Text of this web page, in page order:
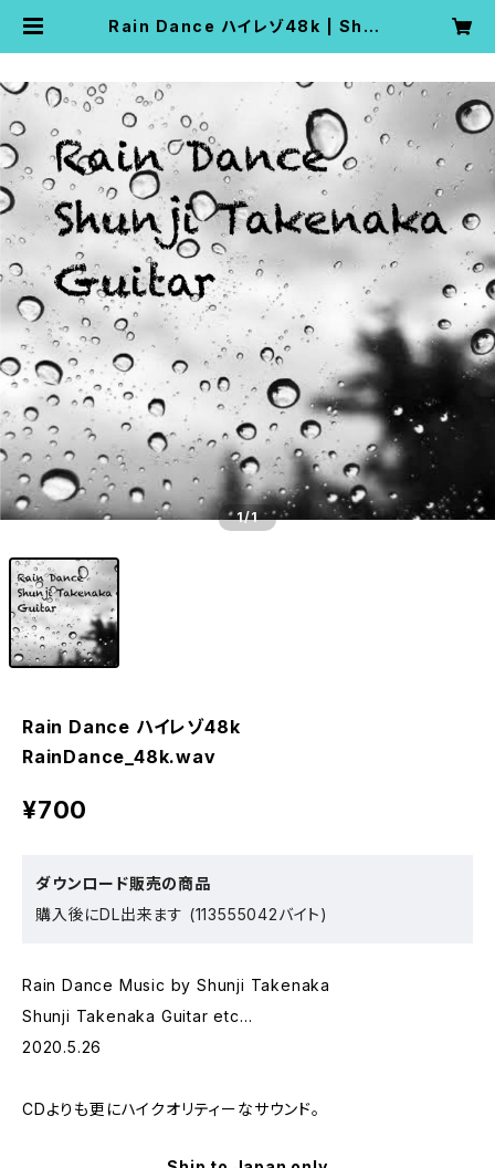
Rain Dance ハイレゾ48k | Shun
1/1
Rain Dance ハイレゾ48k
RainDance_48k.wav
¥700
ダウンロード販売の商品
購入後にDL出来ます (113555042バイト)
Rain Dance Music by Shunji Takenaka
Shunji Takenaka Guitar etc…
2020.5.26
CDよりも更にハイクオリティーなサウンド。